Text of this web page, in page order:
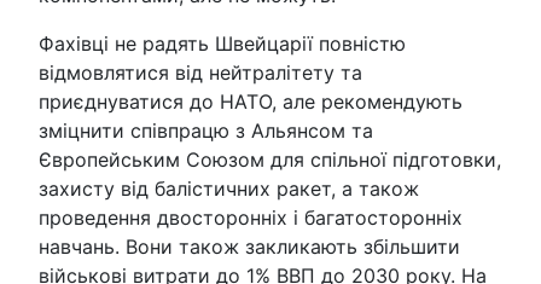
Фахівці не радять Швейцарії повністю
відмовлятися від нейтралітету та
приєднуватися до НАТО, але рекомендують
зміцнити співпрацю з Альянсом та
Європейським Союзом для спільної підготовки,
захисту від балістичних ракет, а також
проведення двосторонніх і багатосторонніх
навчань. Вони також закликають збільшити
військові витрати до 1% ВВП до 2030 року. На